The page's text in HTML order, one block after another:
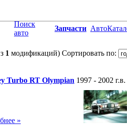
Поиск
авто
Запчасти
1 модификаций) Сортировать по:
Turbo RT Olympian 1997 - 2002 г.в.
»